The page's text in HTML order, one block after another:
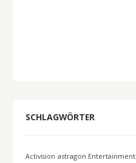
SCHLAGWÖRTER
Activision astragon Entertainment